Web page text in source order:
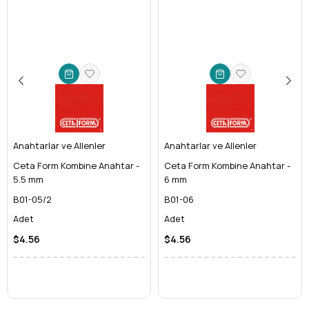
Hassas ve Güvenli Kavrama:
Tam 3 mm ölçüsü, ilgili
vida ve cıvatalara tam oturur. Bu da vidaların yuvalarının
bozulmasını engeller ve güvenli bir sıkma/gevşetme
işlemi sağlar.
Ergonomik ve Kullanışlı Tasarım:
**Kısa tip** L
tasarımı, özellikle dar ve kısıtlı çalışma alanlarında üstün
manevra kabiliyeti sunar. Elinize tam oturan yapısıyla
yorulmadan uzun süreli çalışmalar yapmanıza olanak
Profesyonel ve Ev Kullanımı İçin İdeal:
profesyonel tamircilerin hem de hobi tutkunlarının
ihtiyaçlarını karşılayacak şekilde tasarlanmıştır. Çeşitli
tanınan Ceta Form markasının güvencesi altındadır. Bu da
Anahtarlar ve Allenler
Ceta Form Kombine Anahtar -
5.5 mm
B01-05/2
Adet
$4.56
Anahtarlar ve Allenler
Ceta Form Kombine Anahtar -
6 mm
B01-06
Adet
$4.56